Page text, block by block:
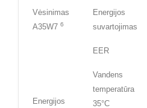
Vėsinimas
A35W7 6
Energijos
suvartojimas
EER
Energijos
Vandens
temperatūra
35°C